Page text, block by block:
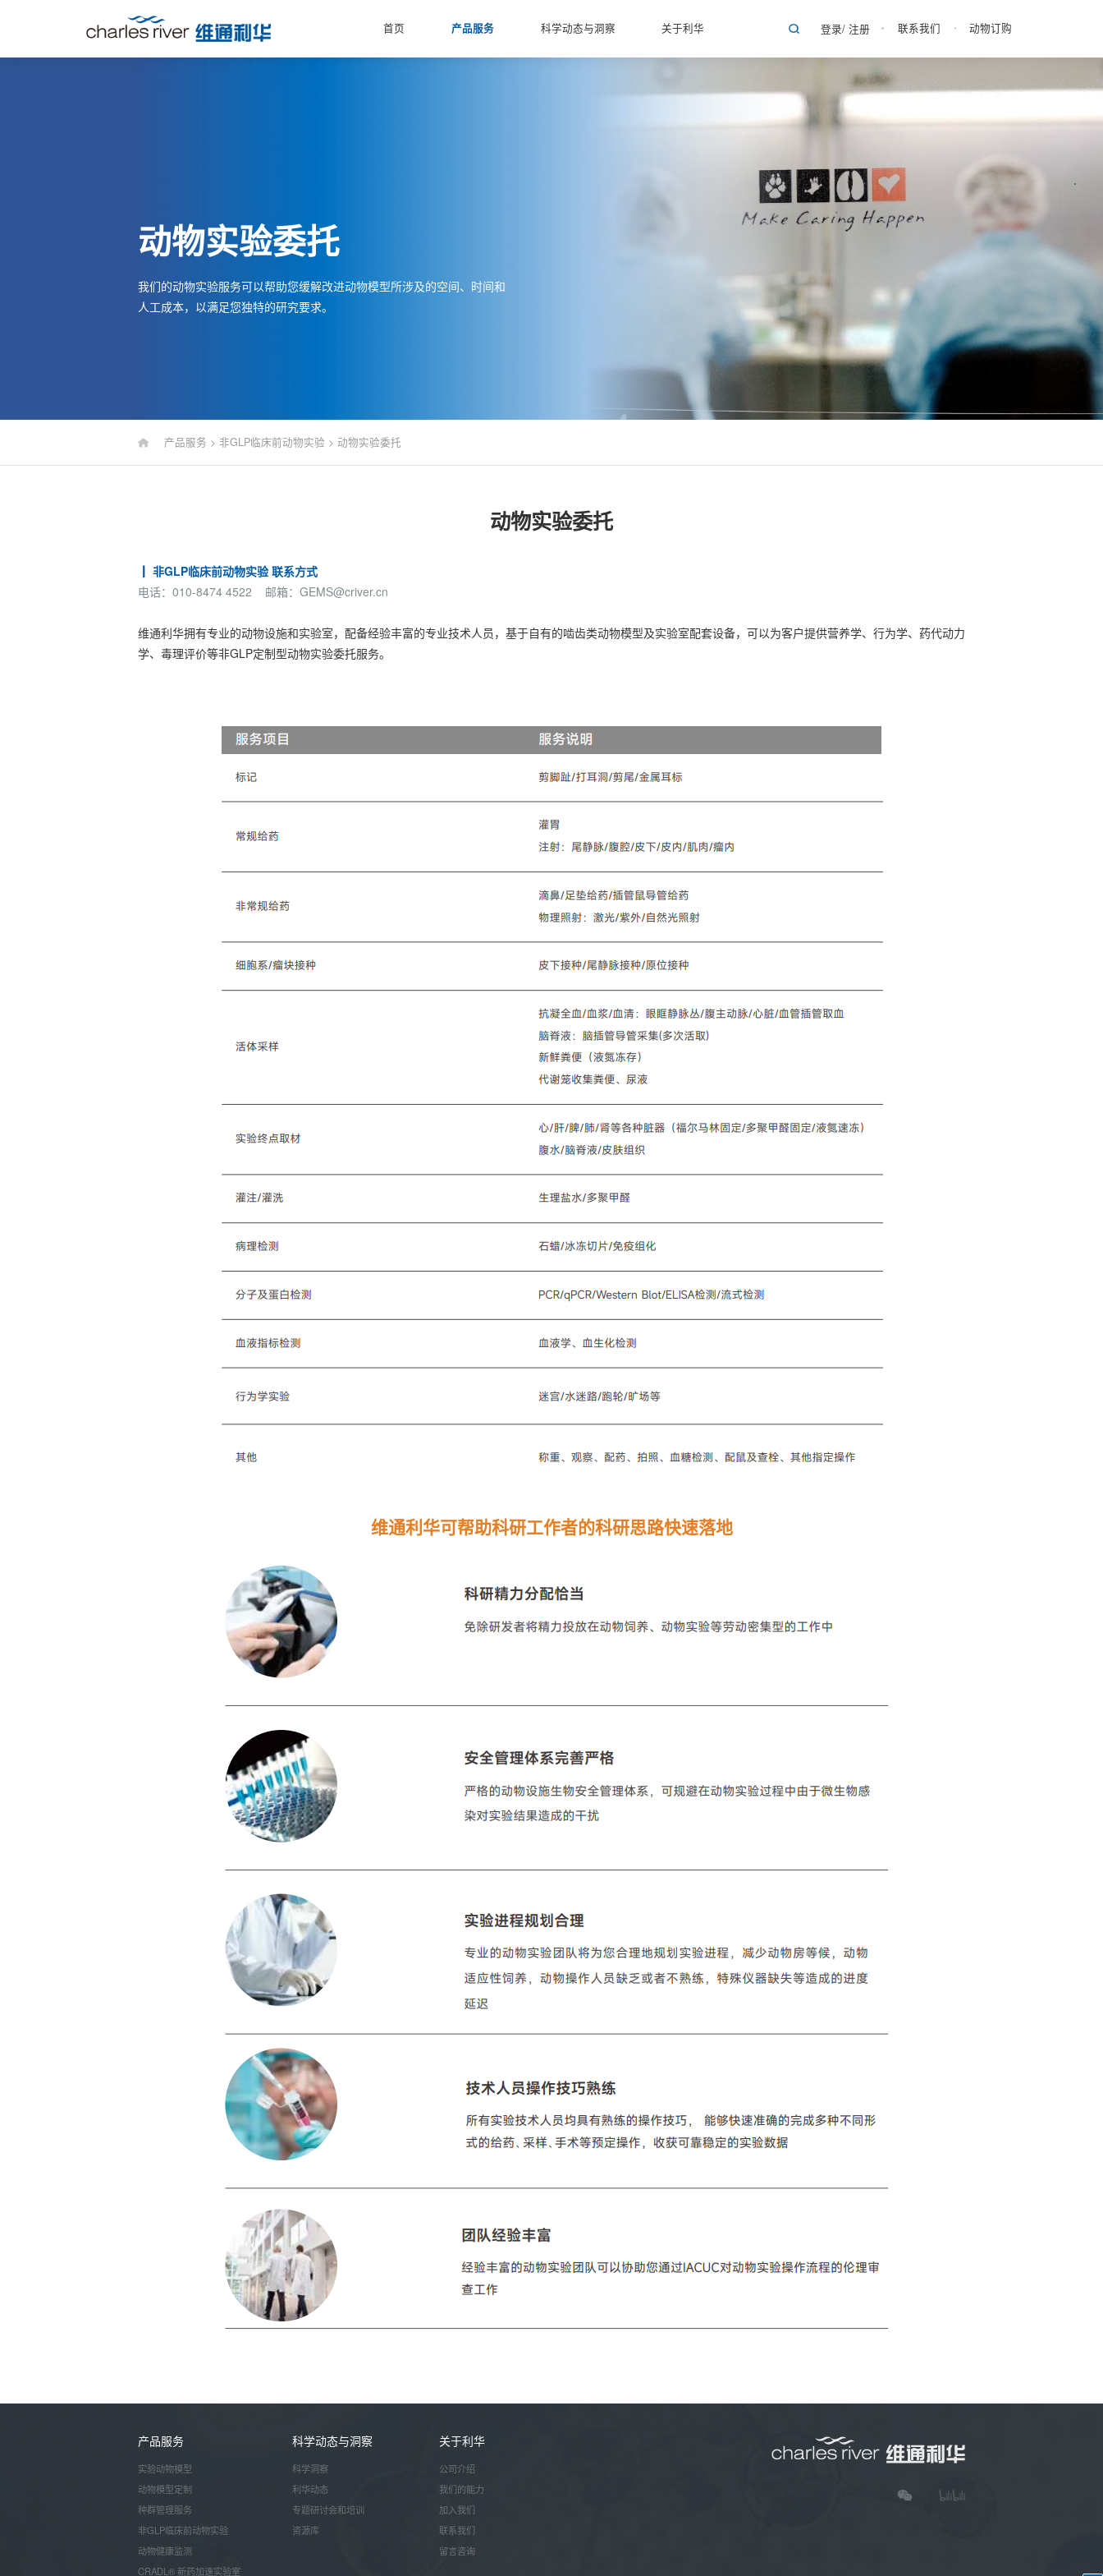
首页 产品服务 科学动态与洞察 关于利华 登录/注册 联系我们 动物订购
动物实验委托
我们的动物实验服务可以帮助您缓解改进动物模型所涉及的空间、时间和
人工成本，以满足您独特的研究要求。
产品服务 > 非GLP临床前动物实验 > 动物实验委托
动物实验委托
┃ 非GLP临床前动物实验 联系方式
电话：010-8474 4522 邮箱：GEMS@criver.cn
维通利华拥有专业的动物设施和实验室，配备经验丰富的专业技术人员，基于自有的啮齿类动物模型及实验室配套设备，可以为客户提供营养学、行为学、药代动力
学、毒理评价等非GLP定制型动物实验委托服务。
维通利华可帮助科研工作者的科研思路快速落地
产品服务
实验动物模型
动物模型定制
种群管理服务
非GLP临床前动物实验
动物健康监测
CRADL® 新药加速实验室
科学动态与洞察
科学洞察
利华动态
专题研讨会和培训
资源库
关于利华
公司介绍
我们的能力
加入我们
联系我们
留言咨询